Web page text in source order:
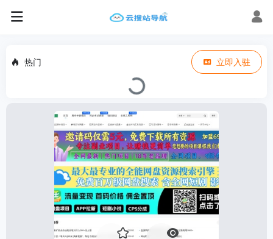
热门 立即入驻